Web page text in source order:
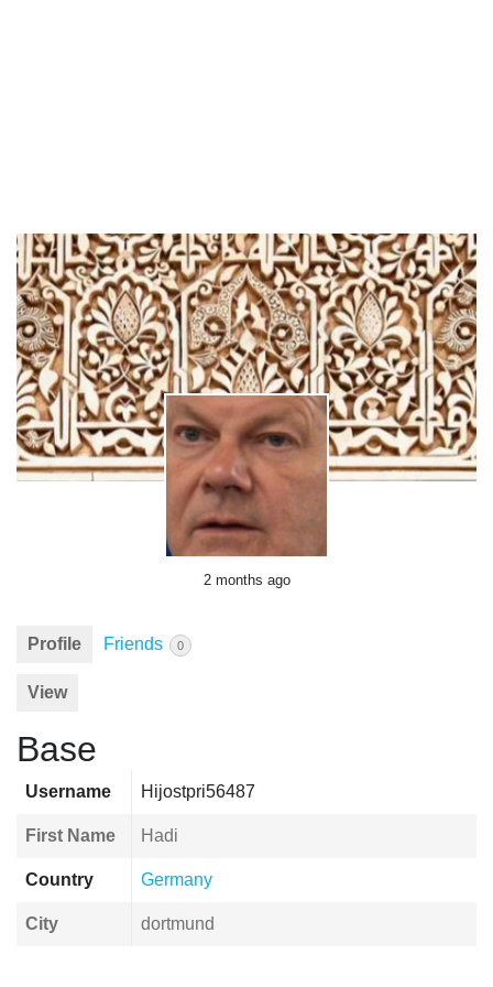
2 months ago
Profile Friends 0
View
Base
Username Hijostpri56487
First Name Hadi
Country Germany
City dortmund